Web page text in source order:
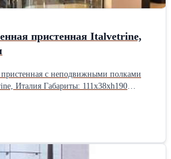
пристенная Italvetrine,
пристенная с неподвижными полками
111x38xh190
Зеркальная
Италия Тип: Пристенные